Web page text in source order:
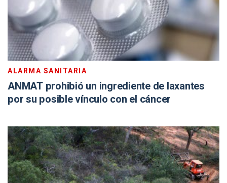
ALARMA SANITARIA
ANMAT prohibió un ingrediente de laxantes
por su posible vínculo con el cáncer